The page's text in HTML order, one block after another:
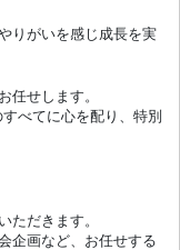
りがいを感じ成長を実
任せします。
べてに心を配り、特別
ただきます。
企画など、お任せする